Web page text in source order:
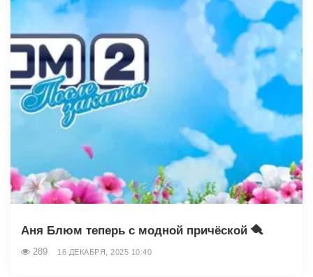
Аня Блюм теперь с модной причёской 🪮
289 16 ДЕКАБРЯ, 2025 10:40